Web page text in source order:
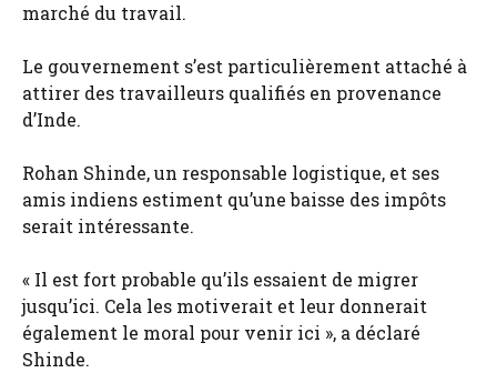
marché du travail.
Le gouvernement s’est particulièrement attaché à
attirer des travailleurs qualifiés en provenance
d’Inde.
Rohan Shinde, un responsable logistique, et ses
amis indiens estiment qu’une baisse des impôts
serait intéressante.
« Il est fort probable qu’ils essaient de migrer
jusqu’ici. Cela les motiverait et leur donnerait
également le moral pour venir ici », a déclaré
Shinde.